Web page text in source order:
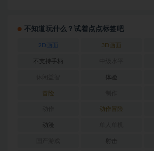
不知道玩什么？试着点点标签吧
2D画面 3D画面
不支持手柄
体验
冒险
动作冒险
动漫
射击